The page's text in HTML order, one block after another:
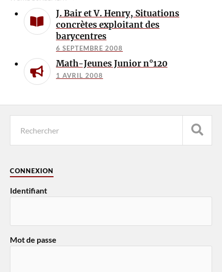
J. Bair et V. Henry, Situations
concrètes exploitant des
barycentres
6 SEPTEMBRE 2008
Math-Jeunes Junior n°120
1 AVRIL 2008
CONNEXION
Identifiant
Mot de passe